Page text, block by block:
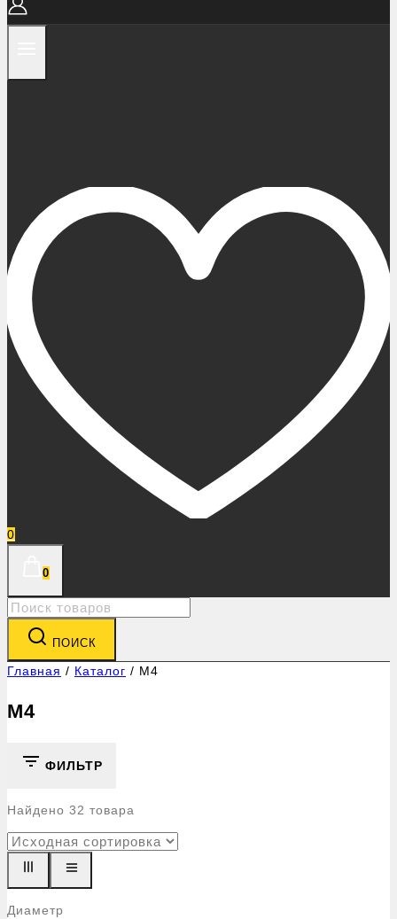
0
0
Search
for:
ПОИСК
Главная / Каталог / M4
M4
ФИЛЬТР
Найдено 32 товара
Диаметр